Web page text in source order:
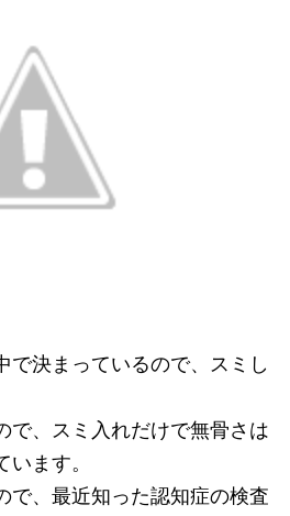
で決まっているので、スミし
で、スミ入れだけで無骨さは
ます。
で、最近知った認知症の検査